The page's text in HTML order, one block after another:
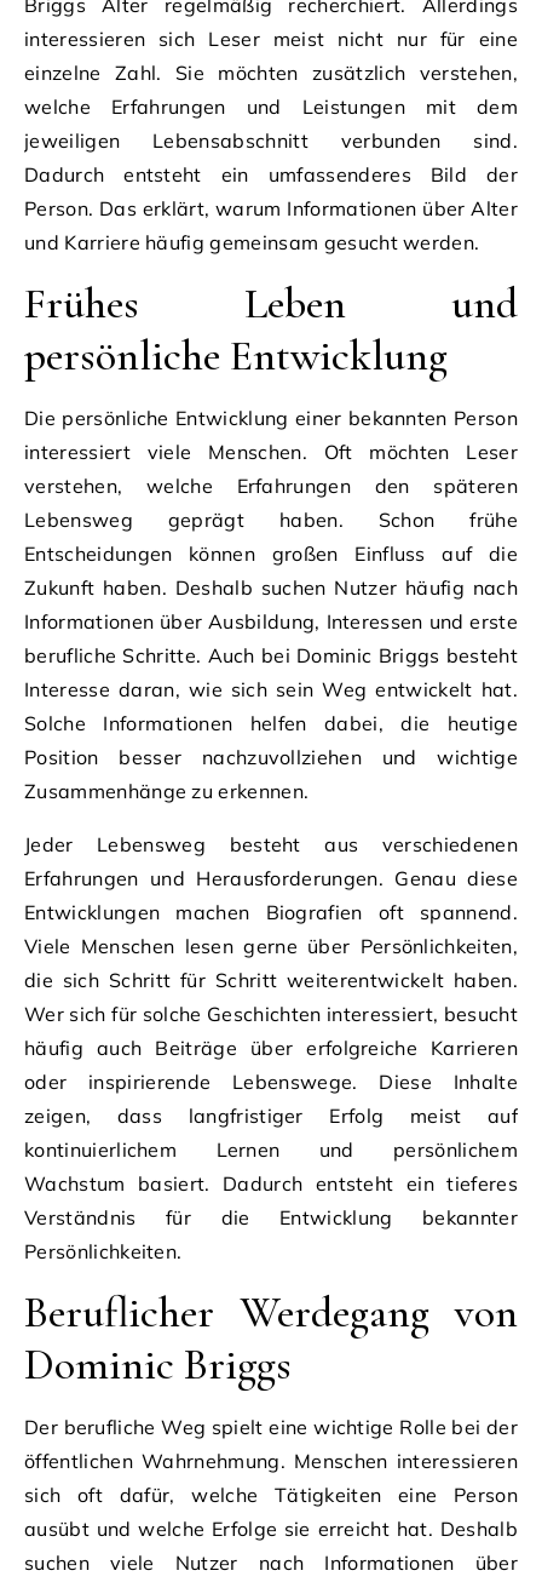
interessieren sich Leser meist nicht nur für eine
einzelne Zahl. Sie möchten zusätzlich verstehen,
welche Erfahrungen und Leistungen mit dem
jeweiligen Lebensabschnitt verbunden sind.
Dadurch entsteht ein umfassenderes Bild der
Person. Das erklärt, warum Informationen über Alter
und Karriere häufig gemeinsam gesucht werden.
Frühes Leben und
persönliche Entwicklung
Die persönliche Entwicklung einer bekannten Person
interessiert viele Menschen. Oft möchten Leser
verstehen, welche Erfahrungen den späteren
Lebensweg geprägt haben. Schon frühe
Entscheidungen können großen Einfluss auf die
Zukunft haben. Deshalb suchen Nutzer häufig nach
Informationen über Ausbildung, Interessen und erste
berufliche Schritte. Auch bei Dominic Briggs besteht
Interesse daran, wie sich sein Weg entwickelt hat.
Solche Informationen helfen dabei, die heutige
Position besser nachzuvollziehen und wichtige
Zusammenhänge zu erkennen.
Jeder Lebensweg besteht aus verschiedenen
Erfahrungen und Herausforderungen. Genau diese
Entwicklungen machen Biografien oft spannend.
Viele Menschen lesen gerne über Persönlichkeiten,
die sich Schritt für Schritt weiterentwickelt haben.
Wer sich für solche Geschichten interessiert, besucht
häufig auch Beiträge über erfolgreiche Karrieren
oder inspirierende Lebenswege. Diese Inhalte
zeigen, dass langfristiger Erfolg meist auf
kontinuierlichem Lernen und persönlichem
Wachstum basiert. Dadurch entsteht ein tieferes
Verständnis für die Entwicklung bekannter
Persönlichkeiten.
Beruflicher Werdegang von
Dominic Briggs
Der berufliche Weg spielt eine wichtige Rolle bei der
öffentlichen Wahrnehmung. Menschen interessieren
sich oft dafür, welche Tätigkeiten eine Person
ausübt und welche Erfolge sie erreicht hat. Deshalb
suchen viele Nutzer nach Informationen über